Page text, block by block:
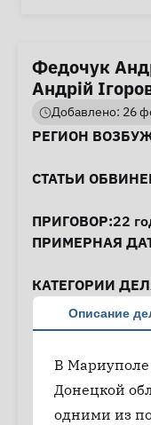
Федочук
Андрій
Добавлено: 26
РЕГИОН
СТАТЬИ
ПРИГОВОР:22
ПРИМЕРНАЯ
КАТЕГОРИИ
Описание
В
Донецкой
одними из